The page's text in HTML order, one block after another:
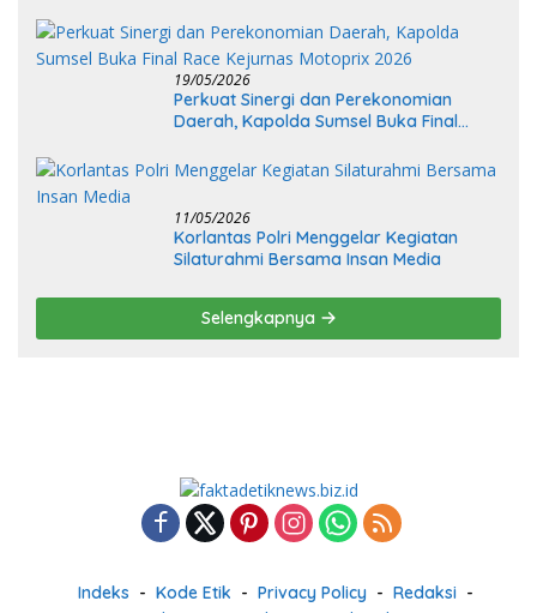
19/05/2026
Perkuat Sinergi dan Perekonomian
Daerah, Kapolda Sumsel Buka Final
11/05/2026
Korlantas Polri Menggelar Kegiatan
Silaturahmi Bersama Insan Media
Selengkapnya
Indeks Kode Etik Privacy Policy
Redaksi